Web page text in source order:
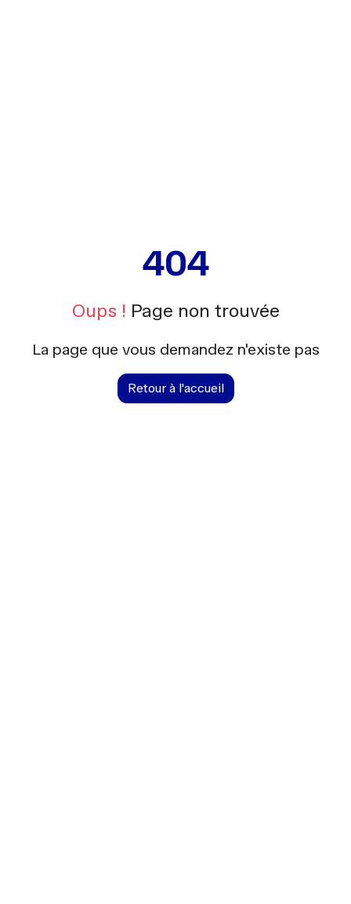
404
Oups ! Page non trouvée
La page que vous demandez n'existe pas
Retour à l'accueil